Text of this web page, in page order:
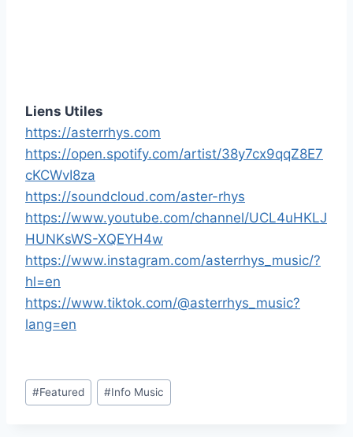
Liens Utiles
https://asterrhys.com
https://open.spotify.com/artist/38y7cx9qqZ8E7
cKCWvI8za
https://soundcloud.com/aster-rhys
https://www.youtube.com/channel/UCL4uHKLJ
HUNKsWS-XQEYH4w
https://www.instagram.com/asterrhys_music/?
hl=en
https://www.tiktok.com/@asterrhys_music?
lang=en
Étiquettes
de
#Featured #Info Music